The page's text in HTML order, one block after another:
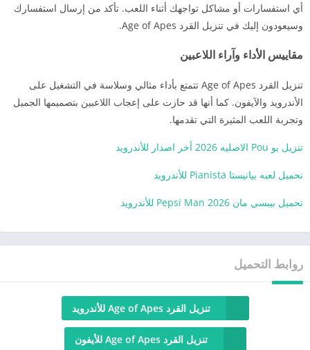
أي استفسارات أو مشاكل تواجهك أثناء اللعب. تأكد من إرسال استفسارك
وسيعودون إليك في تنزيل القرد Age of Apes.
مقاييس الأداء وآراء اللاعبين
تنزيل القرد Age of Apes تتمتع بأداء مثالي وسلاسة في التشغيل على
الأندرويد والآيفون. كما أنها قد حازت على إعجاب اللاعبين بتصميمها الجميل
وتجربة اللعب المثيرة التي تقدمها.
تنزيل بو Pou الاصليه 2026 أخر اصدار للأندرويد
تحميل لعبه بيانيستا Pianista للأندرويد
تحميل بيبسي مان Pepsi Man 2026 للأندرويد
روابط التحميل
تنزيل القرد Age of Apes للأندرويد
تنزيل القرد Age of Apes للأيفون